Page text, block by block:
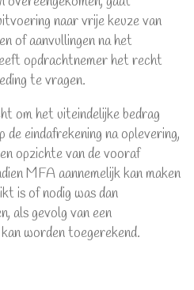
naar vrije keuze van
of aanvullingen na het
opdrachtnemer het recht
te vragen.
het uiteindelijke bedrag
eindafrekening na oplevering,
opzichte van de vooraf
MFA aannemelijk kan maken
is of nodig was dan
als gevolg van een
worden toegerekend.